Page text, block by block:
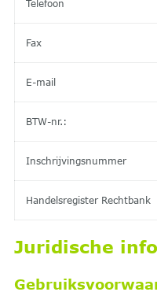
Telefoon
Fax
E-mail
BTW-nr.:
Inschrijvingsnummer
Handelsregister Rechtbank
Juridische